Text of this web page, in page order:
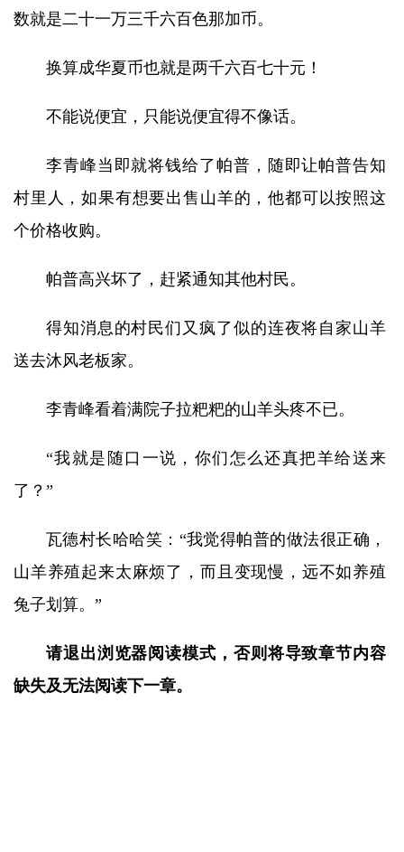
数就是二十一万三千六百色那加币。
换算成华夏币也就是两千六百七十元！
不能说便宜，只能说便宜得不像话。
李青峰当即就将钱给了帕普，随即让帕普告知
村里人，如果有想要出售山羊的，他都可以按照这
个价格收购。
帕普高兴坏了，赶紧通知其他村民。
得知消息的村民们又疯了似的连夜将自家山羊
送去沐风老板家。
李青峰看着满院子拉粑粑的山羊头疼不已。
“我就是随口一说，你们怎么还真把羊给送来
了？”
瓦德村长哈哈笑：“我觉得帕普的做法很正确，
山羊养殖起来太麻烦了，而且变现慢，远不如养殖
兔子划算。”
请退出浏览器阅读模式，否则将导致章节内容
缺失及无法阅读下一章。